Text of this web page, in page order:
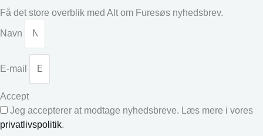
Få det store overblik med Alt om Furesøs nyhedsbrev.
Navn
E-mail
Accept
Jeg accepterer at modtage nyhedsbreve. Læs mere i vores
privatlivspolitik.